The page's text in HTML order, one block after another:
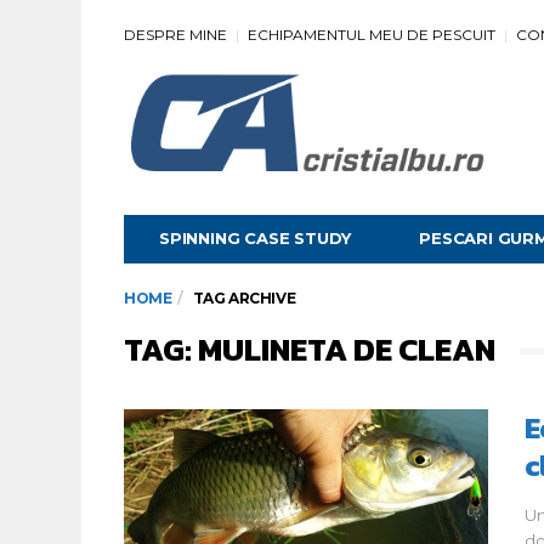
DESPRE MINE ECHIPAMENTUL MEU DE PESCUIT
SPINNING CASE STUDY PESCARI
HOME TAG ARCHIVE
TAG: MULINETA DE CLEAN